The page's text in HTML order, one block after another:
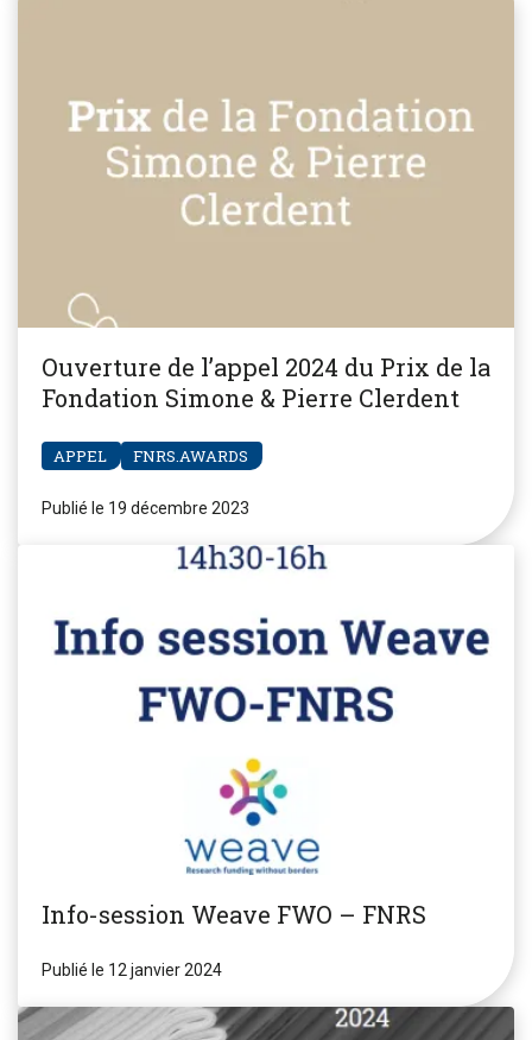
Ouverture de l’appel 2024 du Prix de la
Fondation Simone & Pierre Clerdent
APPEL FNRS.AWARDS
Publié le 19 décembre 2023
Info-session Weave FWO – FNRS
Publié le 12 janvier 2024